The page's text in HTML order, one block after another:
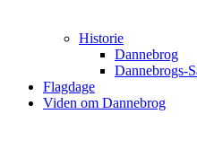
Historie
Dannebrog
Dannebrogs-
Flagdage
Viden om Dannebrog